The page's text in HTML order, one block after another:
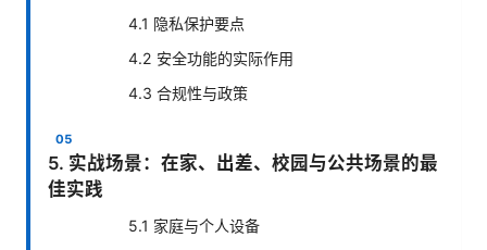
4.1 隐私保护要点
4.2 安全功能的实际作用
4.3 合规性与政策
5. 实战场景：在家、出差、校园与公共场景的最
佳实践
5.1 家庭与个人设备